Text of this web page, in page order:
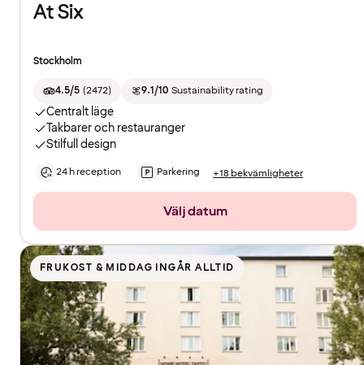
At Six
Stockholm
4.5/5 (2472) 9.1/10 Sustainability rating
Centralt läge
Takbarer och restauranger
Stilfull design
24 h reception Parkering +18 bekvämligheter
Välj datum
FRUKOST & MIDDAG INGÅR ALLTID